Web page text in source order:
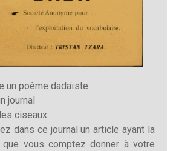
un poème dadaïste
journal
ciseaux
dans ce journal un article ayant la
que vous comptez donner à votre